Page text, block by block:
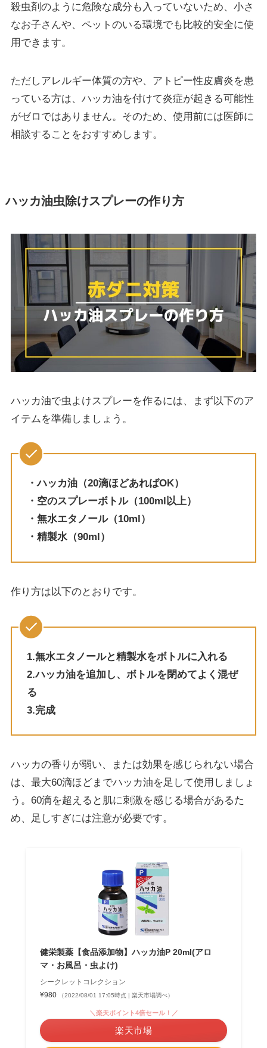
殺虫剤のように危険な成分も入っていないため、小さ
なお子さんや、ペットのいる環境でも比較的安全に使
用できます。
ただしアレルギー体質の方や、アトピー性皮膚炎を患
っている方は、ハッカ油を付けて炎症が起きる可能性
がゼロではありません。そのため、使用前には医師に
相談することをおすすめします。
ハッカ油虫除けスプレーの作り方
ハッカ油で虫よけスプレーを作るには、まず以下のア
イテムを準備しましょう。
・ハッカ油（20滴ほどあればOK）
・空のスプレーボトル（100ml以上）
・無水エタノール（10ml）
・精製水（90ml）
作り方は以下のとおりです。
1.無水エタノールと精製水をボトルに入れる
2.ハッカ油を追加し、ボトルを閉めてよく混ぜ
る
3.完成
ハッカの香りが弱い、または効果を感じられない場合
は、最大60滴ほどまでハッカ油を足して使用しましょ
う。 60滴を超えると肌に刺激を感じる場合があるた
め、足しすぎには注意が必要です。
健栄製薬【食品添加物】ハッカ油P 20ml(アロ
マ・お風呂・虫よけ)
シークレットコレクション
¥980
（2022/08/01 17:05時点 | 楽天市場調べ）
＼楽天ポイント4倍セール！／
楽天市場